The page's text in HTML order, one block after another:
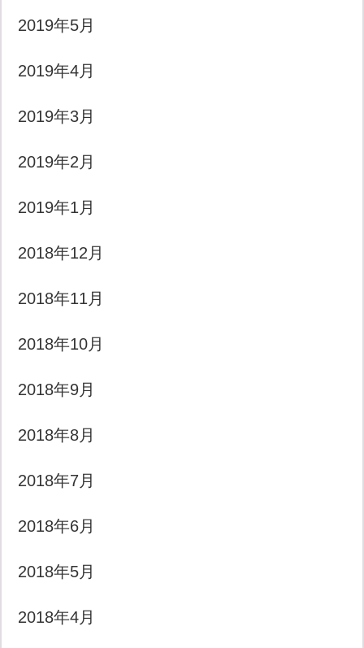
2019年5月
2019年4月
2019年3月
2019年2月
2019年1月
2018年12月
2018年11月
2018年10月
2018年9月
2018年8月
2018年7月
2018年6月
2018年5月
2018年4月